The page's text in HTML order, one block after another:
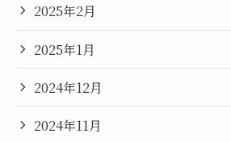
2025年2月
2025年1月
2024年12月
2024年11月